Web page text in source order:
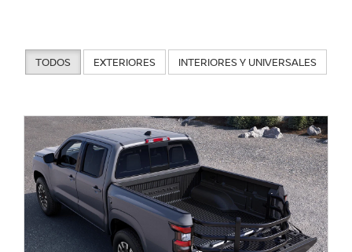
TODOS EXTERIORES INTERIORES Y UNIVERSALES